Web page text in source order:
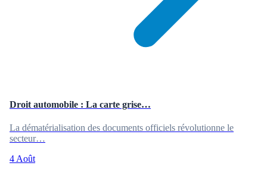
Droit automobile : La carte grise…
La dématérialisation des documents officiels révolutionne le
secteur…
4 Août